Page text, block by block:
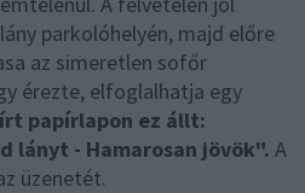
parkolóhelyén, majd előre
az simeretlen sofőr
érezte, elfoglalhatja egy
papírlapon ez állt:
lányt - Hamarosan jövök". A
üzenetét.